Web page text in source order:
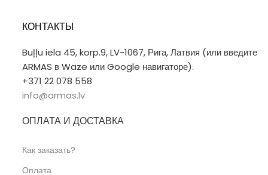
КОНТАКТЫ
Buļļu iela 45, korp.9, LV-1067, Рига, Латвия (или введите
ARMAS в Waze или Google навигаторе).
+371 22 078 558
info@armas.lv
ОПЛАТА И ДОСТАВКА
Как заказать?
Оплата